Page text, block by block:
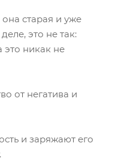
старая и уже
это не так:
это никак не
от негатива и
и заряжают его